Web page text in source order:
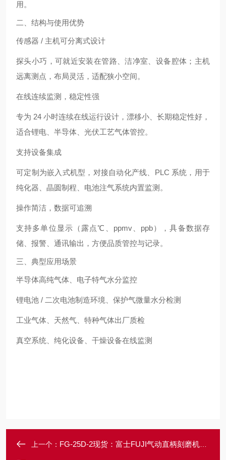
用。
二、结构与使用优势
传感器 / 主机可分离式设计
探头小巧，可就近安装在管路、洁净室、设备腔体；主机
远离测点，布局灵活，适配狭小空间。
在线连续监测，稳定性强
专为 24 小时连续在线运行设计，漂移小、长期稳定性好，
适合锂电、半导体、光伏工艺气体管控。
支持设备集成
可定制为嵌入式机型 ，对接自动化产线、PLC 系统，用于
纯化器、晶圆制程、电池注气系统内置监测。
操作简洁，数据可追溯
支持多单位显示（露点℃、ppmv、ppb），具备数据存
储、报警、通讯输出，方便品质管控与记录。
三、典型应用场景
半导体高纯气体、电子特气水分监控
锂电池 / 二次电池制造环境、保护气微量水分检测
工业气体、天然气、特种气体出厂质检
真空系统、纯化设备、干燥设备在线监测
上一个： FG-25D-2现货：富士FUJI气动直柄刻磨机气动工具